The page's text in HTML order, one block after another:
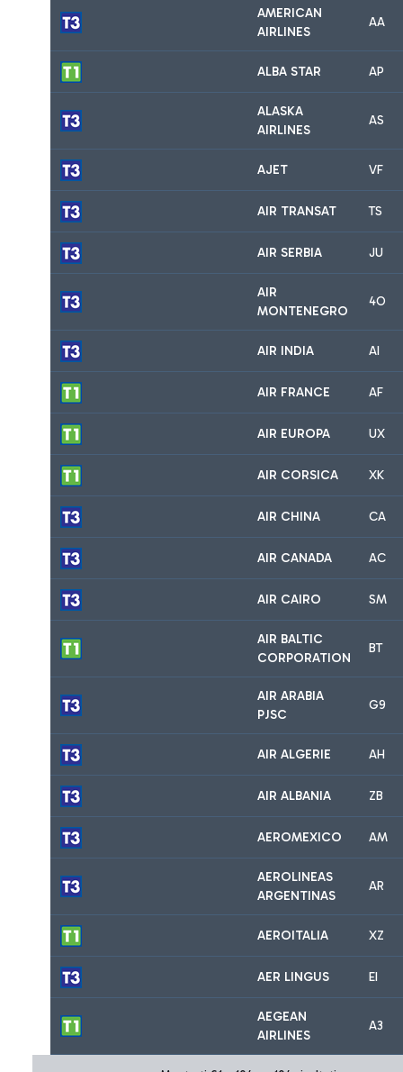
AMERICAN
AIRLINES
AA
ALBA STAR AP
ALASKA
AIRLINES
AS
AJET VF
AIR TRANSAT TS
AIR SERBIA JU
AIR
MONTENEGRO
4O
AIR INDIA AI
AIR FRANCE AF
AIR EUROPA UX
AIR CORSICA XK
AIR CHINA CA
AIR CANADA AC
AIR CAIRO SM
AIR BALTIC
CORPORATION
BT
AIR ARABIA
PJSC
G9
AIR ALGERIE AH
AIR ALBANIA ZB
AEROMEXICO AM
AEROLINEAS
ARGENTINAS
AR
AEROITALIA XZ
AER LINGUS EI
AEGEAN
AIRLINES
A3